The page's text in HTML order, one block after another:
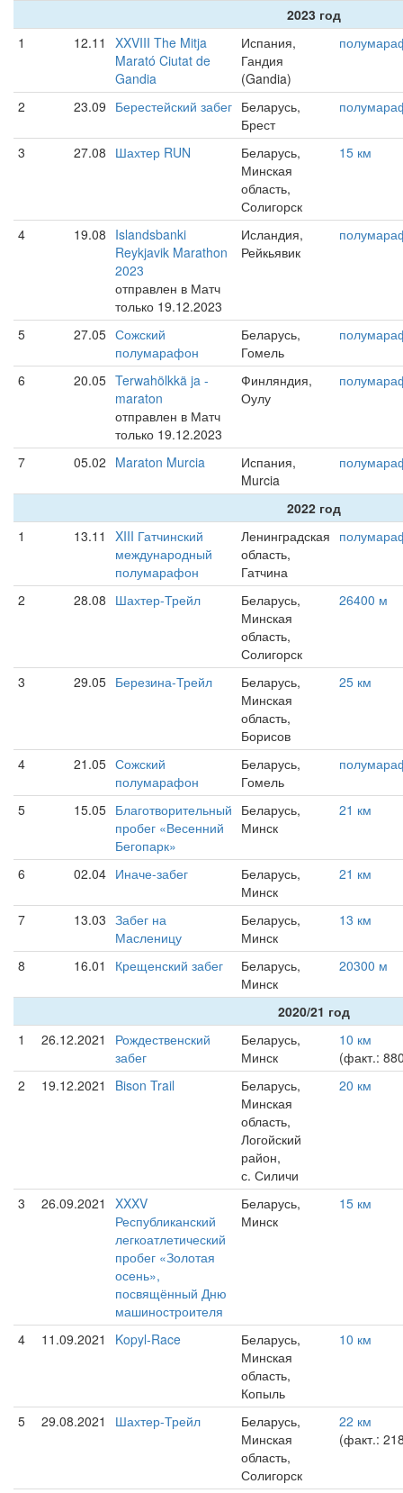
2023 год
1
12.11
XXVIII The Mitja
Marató Ciutat de
Gandia
Испания,
Гандия
(Gandia)
2 23.09 Берестейский забег Беларусь,
Брест
3 27.08 Шахтер RUN
Беларусь,
Минская
область,
Солигорск
15 км
4 19.08 Islandsbanki
Reykjavik Marathon
2023
отправлен в Матч
только 19.12.2023
Исландия,
Рейкьявик
5 27.05 Сожский
полумарафон
Беларусь,
Гомель
6 20.05 Terwahölkkä ja -
maraton
отправлен в Матч
только 19.12.2023
Финляндия,
Оулу
7 05.02 Maraton Murcia
Испания,
Murcia
2022 год
1
13.11
XIII Гатчинский
международный
полумарафон
Ленинградская
область,
Гатчина
2 28.08 Шахтер-Трейл
Беларусь,
Минская
область,
Солигорск
26400 м
3 29.05 Березина-Трейл
Беларусь,
Минская
область,
Борисов
25 км
4 21.05 Сожский
полумарафон
Беларусь,
Гомель
5 15.05 Благотворительный
пробег «Весенний
Бегопарк»
Беларусь,
Минск
21 км
6 02.04 Иначе-забег
Беларусь,
Минск
21 км
7 13.03 Забег на
Масленицу
Беларусь,
Минск
13 км
8 16.01 Крещенский забег
Беларусь,
Минск
20300 м
2020/21 год
1
26.12.2021
Рождественский
забег
Беларусь,
Минск
10 км
(факт.:
2
19.12.2021 Bison Trail
Беларусь,
Минская
область,
Логойский
район,
с. Силичи
20 км
3 26.09.2021
XXXV
Республиканский
легкоатлетический
пробег «Золотая
осень»,
посвящённый Дню
машиностроителя
Беларусь,
Минск
15 км
4 11.09.2021 Kopyl-Race
Беларусь,
Минская
область,
Копыль
10 км
5 29.08.2021 Шахтер-Трейл
Беларусь,
Минская
область,
Солигорск
22 км
(факт.: